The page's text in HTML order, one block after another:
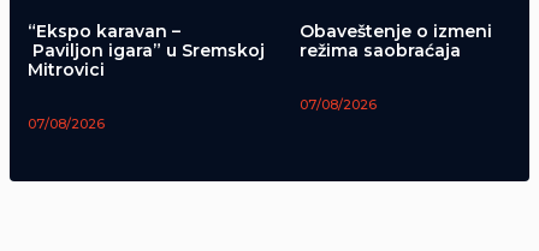
“Ekspo karavan –
Paviljon igara” u Sremskoj
Mitrovici
07/08/2026
Obaveštenje o izmeni
režima saobraćaja
07/08/2026